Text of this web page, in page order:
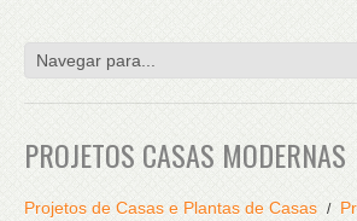
PROJETOS CASAS MODERNAS
Projetos de Casas e Plantas de Casas